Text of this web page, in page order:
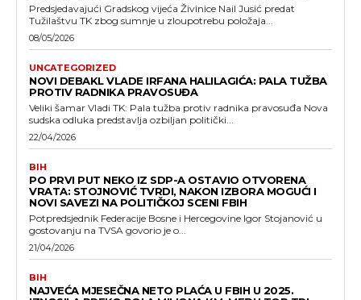
Predsjedavajući Gradskog vijeća Živinice Nail Jusić predat
Tužilaštvu TK zbog sumnje u zloupotrebu položaja...
08/05/2026
UNCATEGORIZED
NOVI DEBAKL VLADE IRFANA HALILAGIĆA: PALA TUŽBA
PROTIV RADNIKA PRAVOSUĐA
Veliki šamar Vladi TK: Pala tužba protiv radnika pravosuđa Nova
sudska odluka predstavlja ozbiljan politički...
22/04/2026
BIH
PO PRVI PUT NEKO IZ SDP-A OSTAVIO OTVORENA
VRATA: STOJNOVIĆ TVRDI, NAKON IZBORA MOGUĆI I
NOVI SAVEZI NA POLITIČKOJ SCENI FBIH
Potpredsjednik Federacije Bosne i Hercegovine Igor Stojanović u
gostovanju na TVSA govorio je o...
21/04/2026
BIH
NAJVEĆA MJESEČNA NETO PLAĆA U FBIH U 2025.